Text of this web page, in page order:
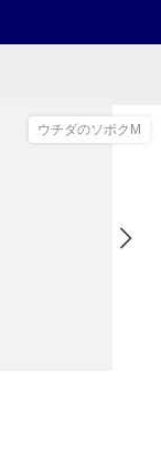
ウチダのソボクM